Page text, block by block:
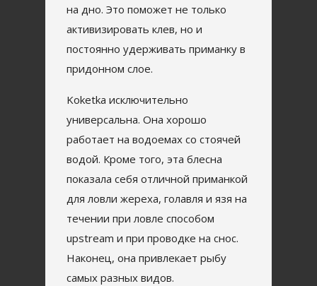
на дно. Это поможет не только
активизировать клев, но и
постоянно удерживать приманку в
придонном слое.
Koketka исключительно
универсальна. Она хорошо
работает на водоемах со стоячей
водой. Кроме того, эта блесна
показала себя отличной приманкой
для ловли жереха, голавля и язя на
течении при ловле способом
upstream и при проводке на снос.
Наконец, она привлекает рыбу
самых разных видов.